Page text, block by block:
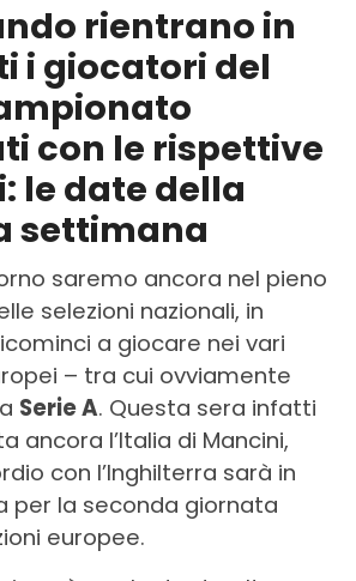
rientrano in
i giocatori del
con le rispettive
le date della
settimana
saremo ancora nel pieno
selezioni nazionali, in
a giocare nei vari
– tra cui ovviamente
Serie A. Questa sera infatti
ancora l’Italia di Mancini,
con l’Inghilterra sarà in
per la seconda giornata
europee.